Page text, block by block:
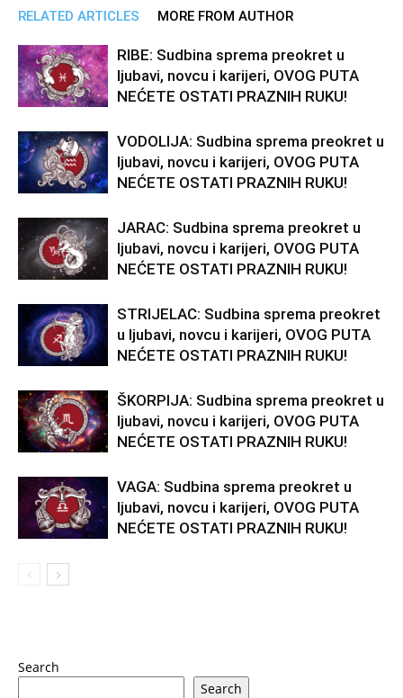
RELATED ARTICLES MORE FROM AUTHOR
RIBE: Sudbina sprema preokret u
ljubavi, novcu i karijeri, OVOG PUTA
NEĆETE OSTATI PRAZNIH RUKU!
VODOLIJA: Sudbina sprema preokret u
ljubavi, novcu i karijeri, OVOG PUTA
NEĆETE OSTATI PRAZNIH RUKU!
JARAC: Sudbina sprema preokret u
ljubavi, novcu i karijeri, OVOG PUTA
NEĆETE OSTATI PRAZNIH RUKU!
STRIJELAC: Sudbina sprema preokret
u ljubavi, novcu i karijeri, OVOG PUTA
NEĆETE OSTATI PRAZNIH RUKU!
ŠKORPIJA: Sudbina sprema preokret u
ljubavi, novcu i karijeri, OVOG PUTA
NEĆETE OSTATI PRAZNIH RUKU!
VAGA: Sudbina sprema preokret u
ljubavi, novcu i karijeri, OVOG PUTA
NEĆETE OSTATI PRAZNIH RUKU!
Search
Search